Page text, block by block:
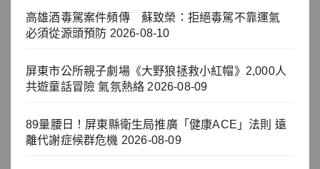
高雄酒毒駕案件頻傳 蘇致榮：拒絕毒駕不靠運氣
必須從源頭預防 2026-08-10
屏東市公所親子劇場《大野狼拯救小紅帽》2,000人
共遊童話冒險 氣氛熱絡 2026-08-09
89量腰日！屏東縣衛生局推廣「健康ACE」法則 遠
離代謝症候群危機 2026-08-09